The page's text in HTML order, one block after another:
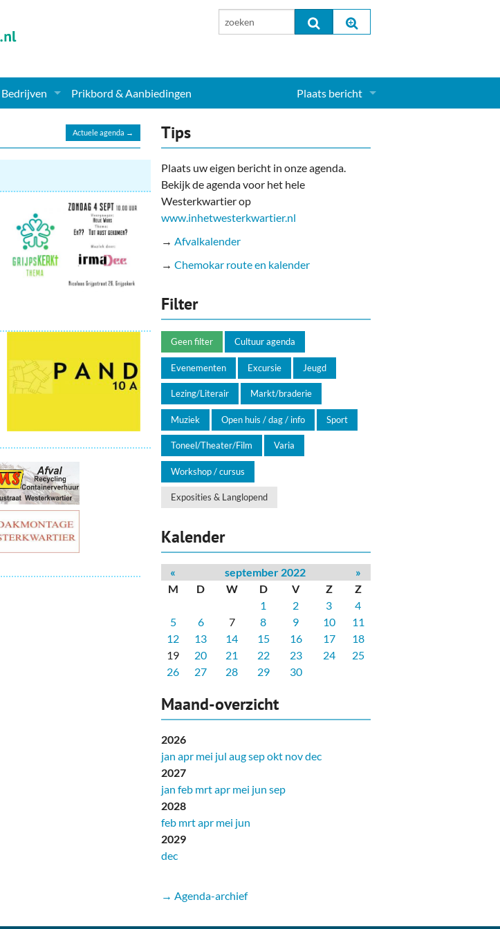
Bedrijven
Supermarkt & Levensmiddelen
Dieren & Tuin
Horeca & Uitgaan
Vervoer, Auto's & Fietsen
Financiën, Makelaars & Hypotheken
(Ver) Bouw & Onderhoud
Bedrijventerreinen
Bedrijven in de Regio Zuidhorn
Bedrijven van Vroeger
Prikbord & Aanbiedingen Plaats bericht
Actuele agenda → Tips
Plaats uw eigen bericht in onze agenda.
Bekijk de agenda voor het hele
Westerkwartier op
www.inhetwesterkwartier.nl
→ Afvalkalender
→ Chemokar route en kalender
Filter
Geen filter Cultuur agenda
Evenementen Excursie Jeugd
Lezing/Literair Markt/braderie
Muziek Open huis / dag / info Sport
Toneel/Theater/Film Varia
Workshop / cursus
Exposities & Langlopend
Kalender
« september 2022
»
M
D W D V Z
Z
1
2 3
4
5
6 7 8 9 10
11
12
13 14 15 16 17
18
19
20 21 22 23 24
25
26
27 28 29 30
Maand-overzicht
2026
jan apr mei jul augsepokt novdec
2027
jan feb mrtapr mei jun sep
2028
feb mrtapr mei jun
2029
dec
→ Agenda-archief